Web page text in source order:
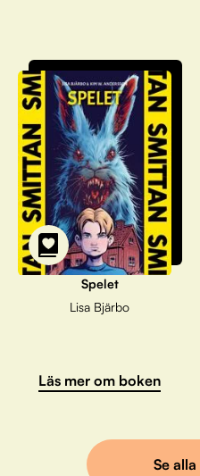
Spelet
Lisa Bjärbo
Läs mer om boken
Se